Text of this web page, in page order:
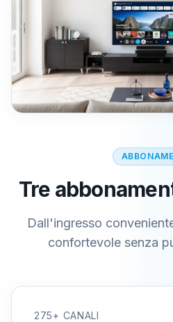
Tre
Dall'ingresso
confortevole senza
275+ CANALI